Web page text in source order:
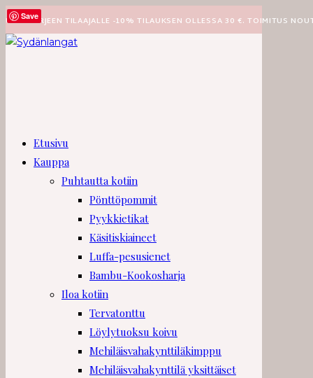
Siirry
suoraan
sisältöön
UUTISKIRJEEN TILAAJALLE -10% TILAUKSEN OLLESSA 30 €. TOIMITUS
Etusivu
Kauppa
Puhtautta kotiin
Pönttöpommit
Pyykkietikat
Käsitiskiaineet
Luffa-pesusienet
Bambu-Kookosharja
Iloa kotiin
Tervatonttu
Löylytuoksu koivu
Mehiläisvahakynttiläkimppu
Mehiläisvahakynttilä yksittäiset
Save